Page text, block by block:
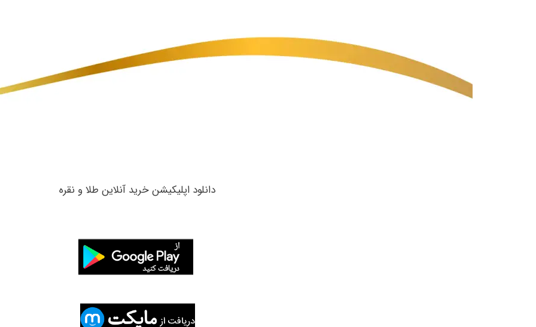
​دانلود اپلیکیشن خرید آنلاین طلا و نقره